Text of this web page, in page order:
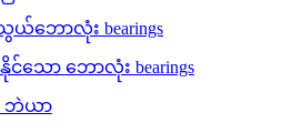
ဘောလုံး bearings
ော ဘောလုံး bearings
ဘဲယာ